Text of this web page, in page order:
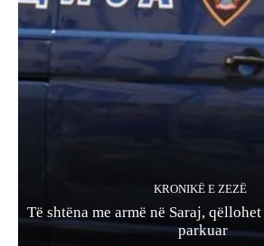
KRONIKË E ZEZË
Të shtëna me armë në Saraj,
parkuar